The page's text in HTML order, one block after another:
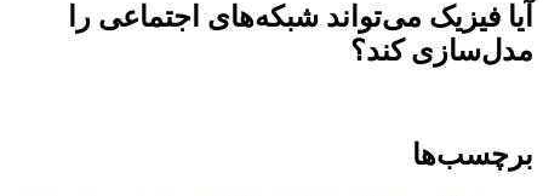
آیا فیزیک می‌تواند شبکه‌های اجتماعی را
مدل‌سازی کند؟
برچسب‌ها